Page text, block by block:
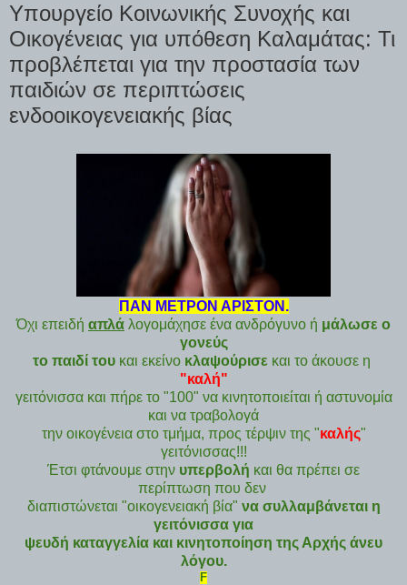
Υπουργείο Κοινωνικής Συνοχής και
Οικογένειας για υπόθεση Καλαμάτας: Τι
προβλέπεται για την προστασία των
παιδιών σε περιπτώσεις
ενδοοικογενειακής βίας
ΠΑΝ ΜΕΤΡΟΝ ΑΡΙΣΤΟΝ.
Όχι επειδή απλά λογομάχησε ένα ανδρόγυνο ή μάλωσε ο
γονεύς
το παιδί του και εκείνο κλαψούρισε και το άκουσε η
"καλή"
γειτόνισσα και πήρε το "100" να κινητοποιείται ή αστυνομία
και να τραβολογά
την οικογένεια στο τμήμα, προς τέρψιν της "καλής"
γειτόνισσας!!!
Έτσι φτάνουμε στην υπερβολή και θα πρέπει σε
περίπτωση που δεν
διαπιστώνεται "οικογενειακή βία" να συλλαμβάνεται η
γειτόνισσα για
ψευδή καταγγελία και κινητοποίηση της Αρχής άνευ
λόγου.
F